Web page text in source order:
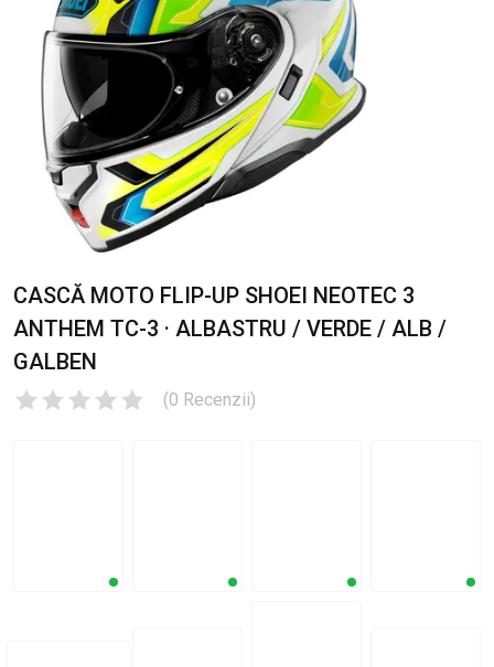
CASCĂ MOTO FLIP-UP SHOEI NEOTEC 3
ANTHEM TC-3 · ALBASTRU / VERDE / ALB /
GALBEN
(0 Recenzii)